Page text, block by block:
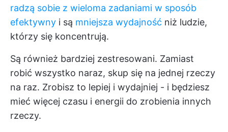
radzą sobie z wieloma zadaniami w sposób
efektywny i są mniejsza wydajność niż ludzie,
którzy się koncentrują.
Są również bardziej zestresowani. Zamiast
robić wszystko naraz, skup się na jednej rzeczy
na raz. Zrobisz to lepiej i wydajniej - i będziesz
mieć więcej czasu i energii do zrobienia innych
rzeczy.